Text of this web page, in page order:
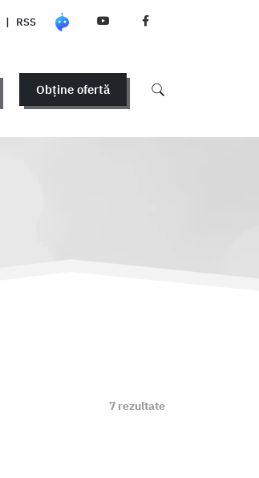
| RSS
Obține ofertă
7 rezultate